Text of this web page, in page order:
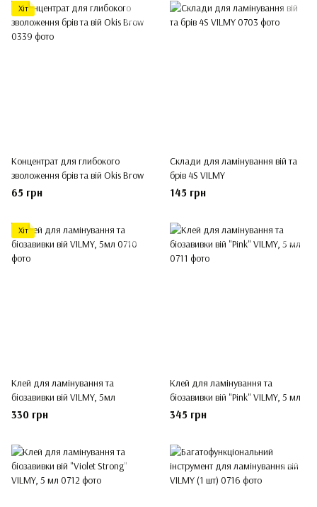
Хіт
Концентрат для глибокого
зволоження брів та вій Okis Brow
65 грн
Склади для ламінування вій та
брів 4S VILMY
145 грн
Хіт
Клей для ламінування та
біозавивки вій VILMY, 5мл
330 грн
Клей для ламінування та
біозавивки вій "Pink" VILMY, 5 мл
345 грн